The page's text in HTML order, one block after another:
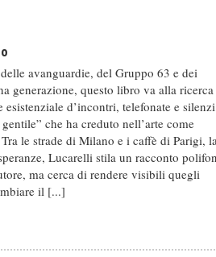
avanguardie, del Gruppo 63 e dei
generazione, questo libro va alla ricerca
d’incontri, telefonate e
che ha creduto nell’arte come
le strade di Milano e i caffè di Parigi, la
Lucarelli stila un racconto
ma cerca di rendere visibili quegli
il [...]